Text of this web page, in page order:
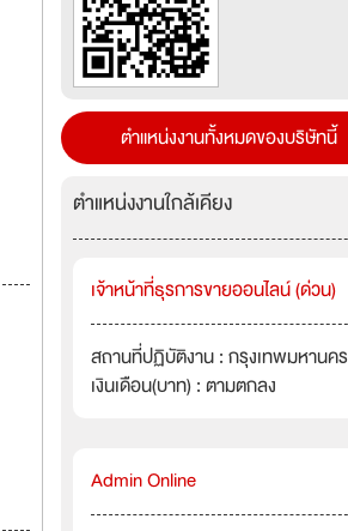
ตำแหน่งงานทั้งหมดของบริษัทนี้
ตำแหน่งงานใกล้เคียง
เจ้าหน้าที่ธุรการขายออนไลน์ (ด่วน)
สถานที่ปฏิบัติงาน : กรุงเทพมหานคร
เงินเดือน(บาท) : ตามตกลง
Admin Online